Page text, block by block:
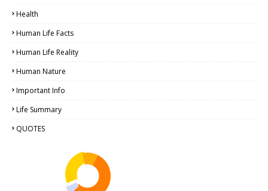
Health
Human Life Facts
Human Life Reality
Human Nature
Important Info
Life Summary
QUOTES